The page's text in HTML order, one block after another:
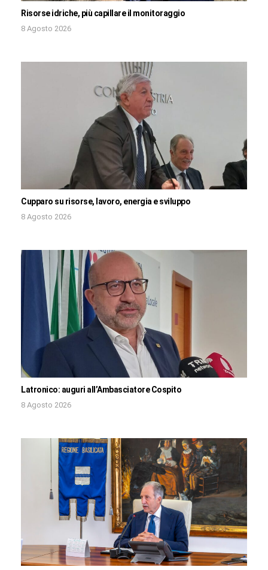
Risorse idriche, più capillare il monitoraggio
8 Agosto 2026
Cupparo su risorse, lavoro, energia e sviluppo
8 Agosto 2026
Latronico: auguri all’Ambasciatore Cospito
8 Agosto 2026